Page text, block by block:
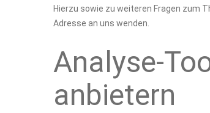
Hierzu sowie zu weiteren Fragen zum
Adresse an uns wenden.
Analyse-
anbietern